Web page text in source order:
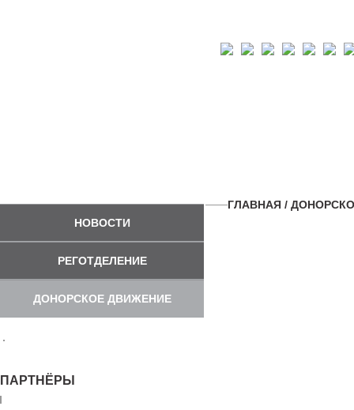
НОВОСТИ
РЕГОТДЕЛЕНИЕ
ДОНОРСКОЕ ДВИЖЕНИЕ
ПАРТНЁРЫ
ГЛАВНАЯ /